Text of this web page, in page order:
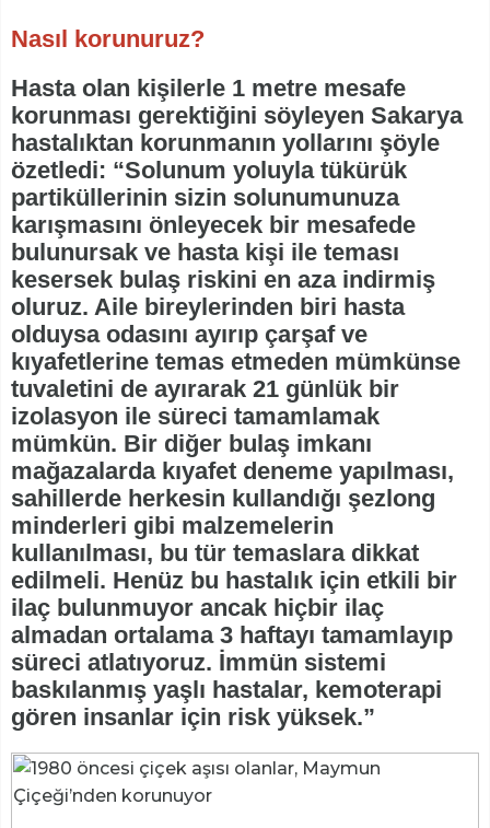
Nasıl korunuruz?
Hasta olan kişilerle 1 metre mesafe
korunması gerektiğini söyleyen Sakarya
hastalıktan korunmanın yollarını şöyle
özetledi: “Solunum yoluyla tükürük
partiküllerinin sizin solunumunuza
karışmasını önleyecek bir mesafede
bulunursak ve hasta kişi ile teması
kesersek bulaş riskini en aza indirmiş
oluruz. Aile bireylerinden biri hasta
olduysa odasını ayırıp çarşaf ve
kıyafetlerine temas etmeden mümkünse
tuvaletini de ayırarak 21 günlük bir
izolasyon ile süreci tamamlamak
mümkün. Bir diğer bulaş imkanı
mağazalarda kıyafet deneme yapılması,
sahillerde herkesin kullandığı şezlong
minderleri gibi malzemelerin
kullanılması, bu tür temaslara dikkat
edilmeli. Henüz bu hastalık için etkili bir
ilaç bulunmuyor ancak hiçbir ilaç
almadan ortalama 3 haftayı tamamlayıp
süreci atlatıyoruz. İmmün sistemi
baskılanmış yaşlı hastalar, kemoterapi
gören insanlar için risk yüksek.”